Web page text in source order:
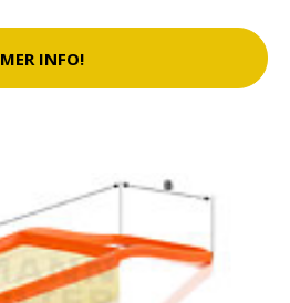
MER INFO!